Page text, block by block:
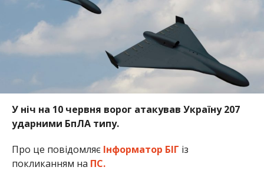
У ніч на 10 червня ворог атакував Україну 207
ударними БпЛА типу.
Про це повідомляє Інформатор БІГ із
покликанням на ПС.